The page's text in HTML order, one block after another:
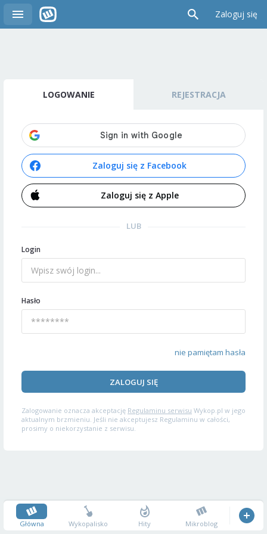
Zaloguj się
LOGOWANIE REJESTRACJA
Zaloguj się z Facebook
Zaloguj się z Apple
LUB
Login
Hasło
nie pamiętam hasła
ZALOGUJ SIĘ
Zalogowanie oznacza akceptację Regulaminu serwisu Wykop.pl w jego
aktualnym brzmieniu. Jeśli nie akceptujesz Regulaminu w całości,
prosimy o niekorzystanie z serwisu.
Główna Wykopalisko Hity Mikroblog